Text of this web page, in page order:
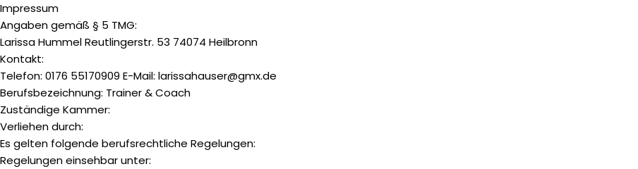
Impressum
Angaben gemäß § 5 TMG:
Larissa Hummel Reutlingerstr. 53 74074 Heilbronn
Kontakt:
Telefon: 0176 55170909 E-Mail: larissahauser@gmx.de
Berufsbezeichnung: Trainer & Coach
Zuständige Kammer:
Verliehen durch:
Es gelten folgende berufsrechtliche Regelungen:
Regelungen einsehbar unter: